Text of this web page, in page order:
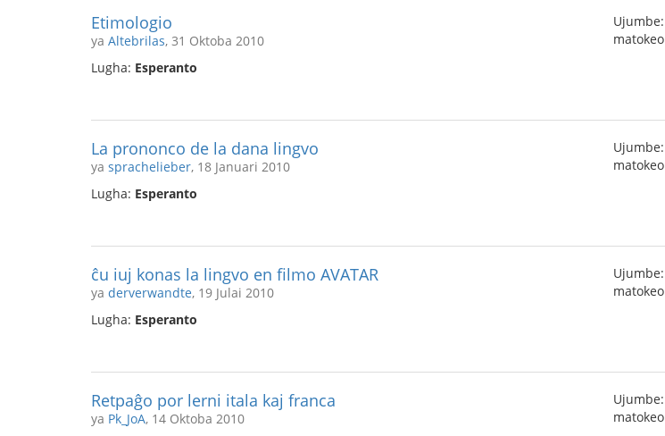
Etimologio
ya Altebrilas, 31 Oktoba 2010
Lugha: Esperanto
Ujumbe:
matokeo
La prononco de la dana lingvo
ya sprachelieber, 18 Januari 2010
Lugha: Esperanto
Ujumbe:
matokeo
ĉu iuj konas la lingvo en filmo AVATAR
ya derverwandte, 19 Julai 2010
Lugha: Esperanto
Ujumbe:
matokeo
Retpaĝo por lerni itala kaj franca
ya Pk_JoA, 14 Oktoba 2010
Ujumbe:
matokeo